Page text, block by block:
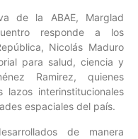
de la ABAE, Marglad
responde a los
Nicolás Maduro
para salud, ciencia y
Ramirez, quienes
interinstitucionales
espaciales del país.
de manera